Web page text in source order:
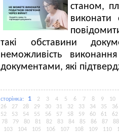
станом,
виконати
такі обставини
неможливість
документами, які
сторiнка: 1 2 3 4 5 6 7 8 9
10
26
27 28 29 30 31 32 33 34 35
36
52
53 54 55 56 57 58 59 60 61
62
78
79 80 81 82 83 84 85 86 87
88
103
104 105 106 107 108 109 110